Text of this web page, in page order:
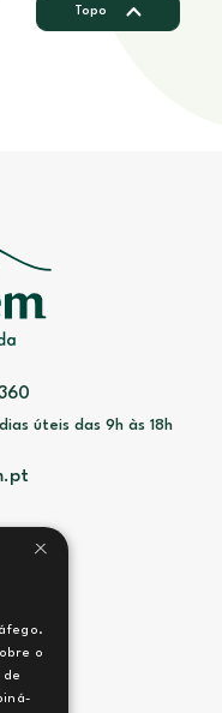
Topo
úteis das 9h às 18h
×
o
de